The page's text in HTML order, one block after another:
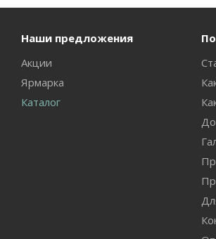
Наши предложения
Акции
Ярмарка
Каталог